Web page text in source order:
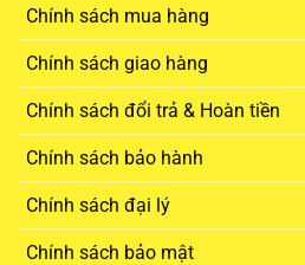
Chính sách mua hàng
Chính sách giao hàng
Chính sách đổi trả & Hoàn tiền
Chính sách bảo hành
Chính sách đại lý
Chính sách bảo mật